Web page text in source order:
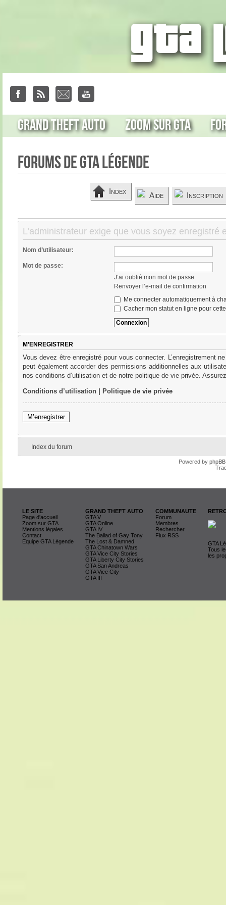
Grand Theft Auto Zoom sur GTA
Forums de GTA Légende
Index Aide Inscription
L’administrateur exige que vous soyez enregistré
Nom d’utilisateur:
Mot de passe:
J’ai oublié mon mot de passe
Renvoyer l’e-mail de confirmation
Me connecter automatiquement à
Cacher mon statut en ligne pour
M’ENREGISTRER
Vous devez être enregistré pour vous connecter. L’enregistrement
peut également accorder des permissions additionnelles aux
nos conditions d’utilisation et de notre politique de vie privée.
Conditions d’utilisation| Politique de vie privée
M’enregistrer
Index du forum
Powered by phpBB
LE SITE
Page d'accueil
Zoom sur GTA
Mentions légales
Contact
Equipe GTA Légende
GRAND THEFT AUTO
GTA V
GTA Online
GTA IV
The Ballad of Gay Tony
The Lost & Damned
GTA Chinatown Wars
GTA Vice City Stories
GTA Liberty City Stories
GTA San Andreas
GTA Vice City
GTA III
COMMUNAUTE
Forum
Membres
Rechercher
Flux RSS
GTA
Tous
les